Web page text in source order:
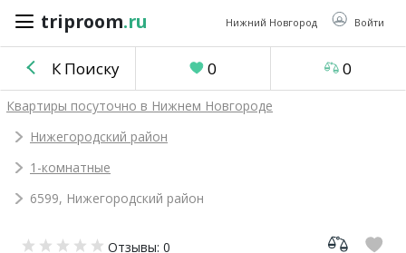
triproom.ru Нижний Новгород Войти
triproom .ru
Российский
Войти / Зарегистрироваться
объявление
К Поиску 0 0
Квартиры посуточно в Нижнем Новгороде
Нижегородский район
1-комнатные
6599, Нижегородский район
Отзывы: 0